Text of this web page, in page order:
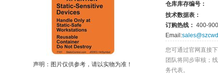
声明：图片仅供参考，请以实物为准！
仓库库存编号：
技术数据表：
订购热线： 400-
Email:
您可通过官网直接
团队将同步审核；
务代表。